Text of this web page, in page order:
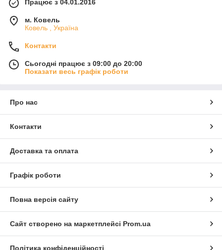
Працює з 04.01.2016
м. Ковель
Ковель , Україна
Контакти
Сьогодні працює з 09:00 до 20:00
Показати весь графік роботи
Про нас
Контакти
Доставка та оплата
Графік роботи
Повна версія сайту
Сайт створено на маркетплейсі Prom.ua
Політика конфіденційності